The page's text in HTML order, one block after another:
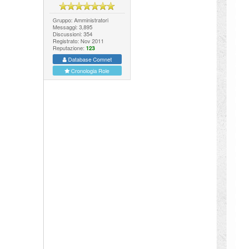
Gruppo: Amministratori
Messaggi: 3,895
Discussioni: 354
Registrato: Nov 2011
Reputazione: 123
Database Comnet
Cronologia Role